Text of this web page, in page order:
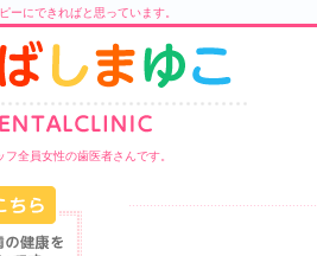
ーにできればと思っています。
全員女性の歯医者さんです。